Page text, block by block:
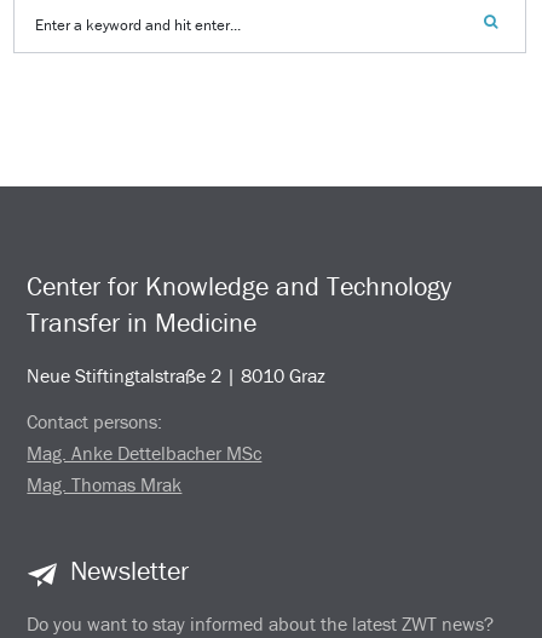
Center for Knowledge and Technology
Transfer in Medicine
Neue Stiftingtalstraße 2 | 8010 Graz
Contact persons:
Mag. Anke Dettelbacher MSc
Mag. Thomas Mrak
Newsletter
Do you want to stay informed about the latest ZWT news?